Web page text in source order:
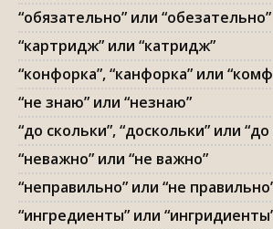
“обязательно” или “обезательно”
“картридж” или “катридж”
“конфорка”, “канфорка” или
“не знаю” или “незнаю”
“до скольки”, “доскольки” или
“неважно” или “не важно”
“неправильно” или “не
“ингредиенты” или